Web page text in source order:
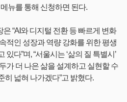
뉴를 통해 신청하면 된다.
“AI와 디지털 전환 등 빠르게 변화
적인 성장과 역량 강화를 위한 평생
다”며, “서울시는 ‘삶의 질 특별시’
가 더 나은 삶을 설계하고 실현할 수
히 넓혀 나가겠다”고 밝혔다.